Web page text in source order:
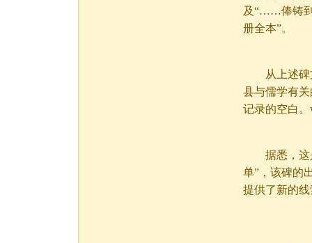
及“……俸铸
册全本”。
从上述碑文
县与儒学有
记录的空白。
据悉，这是
单”，该碑的
提供了新的